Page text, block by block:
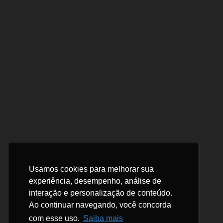
Usamos cookies para melhorar sua
experiência, desempenho, análise de
interação e personalização de conteúdo.
Ao continuar navegando, você concorda
com esse uso. Saiba mais
Usamos cookies para melhorar sua
experiência, desempenho, análise de
interação e personalização de conteúdo.
Ao continuar navegando, você concorda
com esse uso. Saiba mais